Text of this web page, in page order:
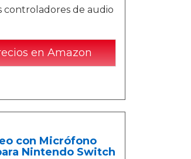
controladores de audio
en Amazon
con Micrófono
Nintendo Switch